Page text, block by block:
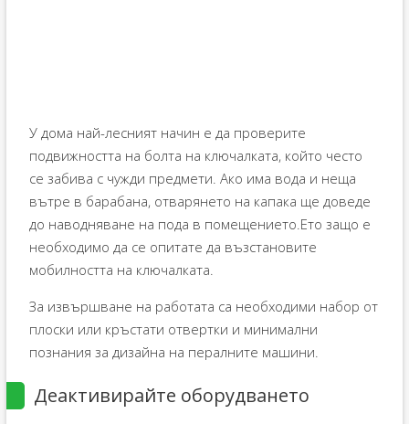
У дома най-лесният начин е да проверите
подвижността на болта на ключалката, който често
се забива с чужди предмети. Ако има вода и неща
вътре в барабана, отварянето на капака ще доведе
до наводняване на пода в помещението.Ето защо е
необходимо да се опитате да възстановите
мобилността на ключалката.
За извършване на работата са необходими набор от
плоски или кръстати отвертки и минимални
познания за дизайна на пералните машини.
Деактивирайте оборудването